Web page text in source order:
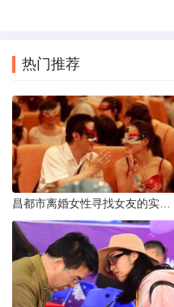
热门推荐